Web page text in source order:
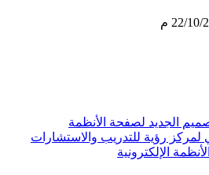
2015 م
الجديد لصفحة الأنظمة
لمركز رؤية للتدريب والاستشارات
الإلكترونية